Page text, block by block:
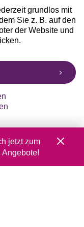
grundlos mit
Sie z. B. auf den
der Website und
jetzt zum